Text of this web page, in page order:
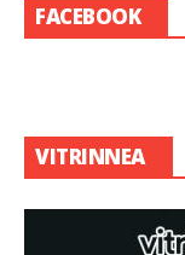
FACEBOOK
VITRINNEA